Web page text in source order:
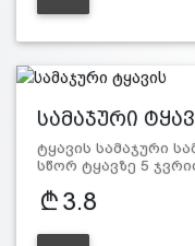
სამაჯური
ტყავის სამაჯური
სწორ ტყავზე 5
3.8